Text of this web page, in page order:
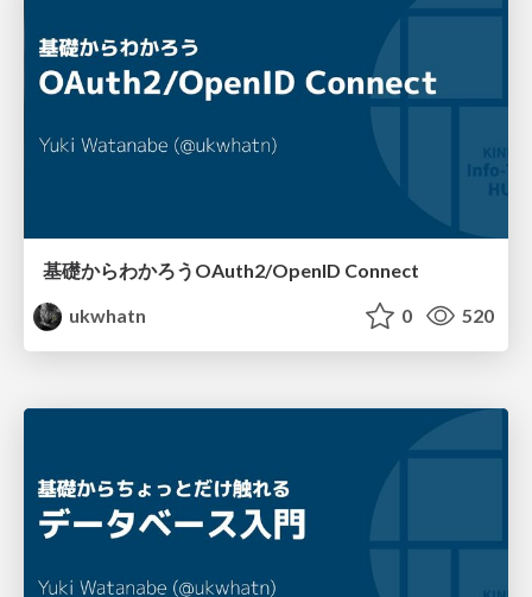
基礎からわかろうOAuth2/OpenID Connect
ukwhatn
0 520